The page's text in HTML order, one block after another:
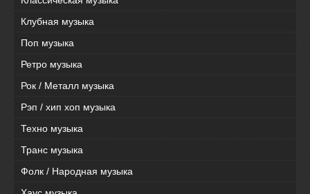
Клубная музыка
Поп музыка
Ретро музыка
Рок / Металл музыка
Рэп / хип хоп музыка
Техно музыка
Транс музыка
Фолк / Народная музыка